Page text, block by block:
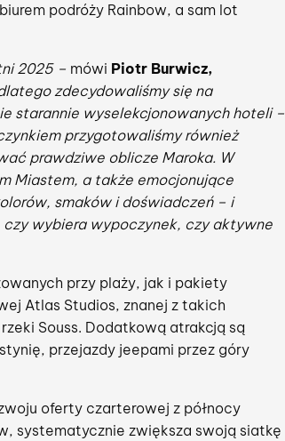
podróży Rainbow, a sam lot
2025 – mówi Piotr Burwicz,
zdecydowaliśmy się na
starannie wyselekcjonowanych hoteli –
przygotowaliśmy również
prawdziwe oblicze Maroka. W
Miastem, a także emocjonujące
smaków i doświadczeń – i
czy wybiera wypoczynek, czy aktywne
przy plaży, jak i pakiety
Atlas Studios, znanej z takich
Souss. Dodatkową atrakcją są
przejazdy jeepami przez góry
oferty czarterowej z północy
systematycznie zwiększa swoją siatkę